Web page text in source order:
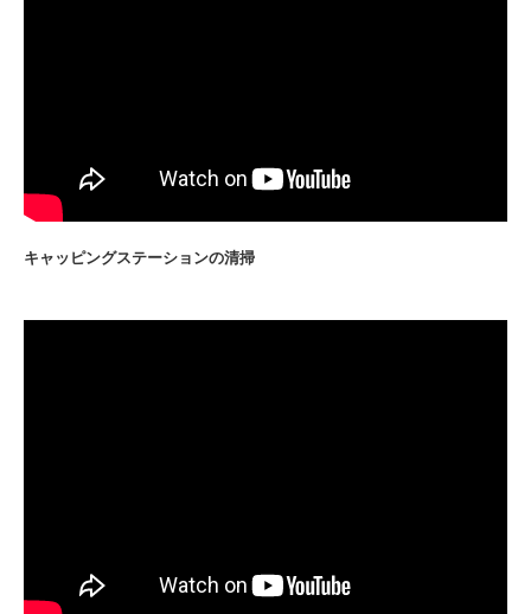
キャッピングステーションの清掃